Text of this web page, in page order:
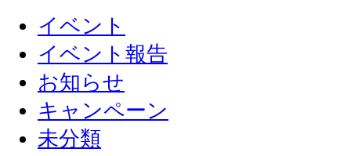
イベント
イベント報告
お知らせ
キャンペーン
未分類